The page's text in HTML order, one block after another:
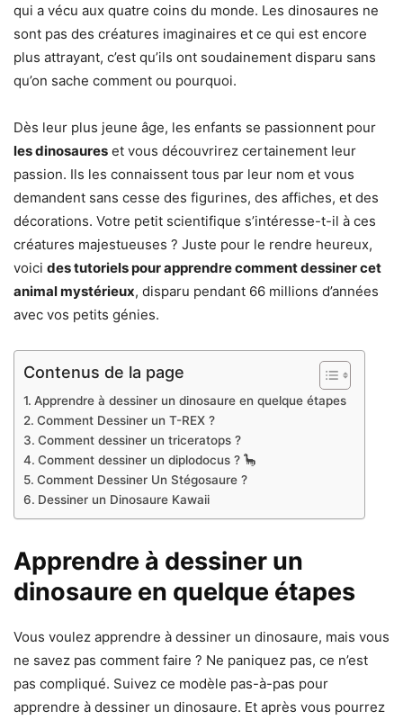
qui a vécu aux quatre coins du monde. Les dinosaures ne
sont pas des créatures imaginaires et ce qui est encore
plus attrayant, c’est qu’ils ont soudainement disparu sans
qu’on sache comment ou pourquoi.
Dès leur plus jeune âge, les enfants se passionnent pour
les dinosaures et vous découvrirez certainement leur
passion. Ils les connaissent tous par leur nom et vous
demandent sans cesse des figurines, des affiches, et des
décorations. Votre petit scientifique s’intéresse-t-il à ces
créatures majestueuses ? Juste pour le rendre heureux,
voici des tutoriels pour apprendre comment dessiner cet
animal mystérieux, disparu pendant 66 millions d’années
avec vos petits génies.
Contenus de la page
Apprendre à dessiner un dinosaure en quelque étapes
Comment Dessiner un T-REX ?
Comment dessiner un triceratops ?
Comment dessiner un diplodocus ? 🦕
Comment Dessiner Un Stégosaure ?
Dessiner un Dinosaure Kawaii
Apprendre à dessiner un
dinosaure en quelque étapes
Vous voulez apprendre à dessiner un dinosaure, mais vous
ne savez pas comment faire ? Ne paniquez pas, ce n’est
pas compliqué. Suivez ce modèle pas-à-pas pour
apprendre à dessiner un dinosaure. Et après vous pourrez